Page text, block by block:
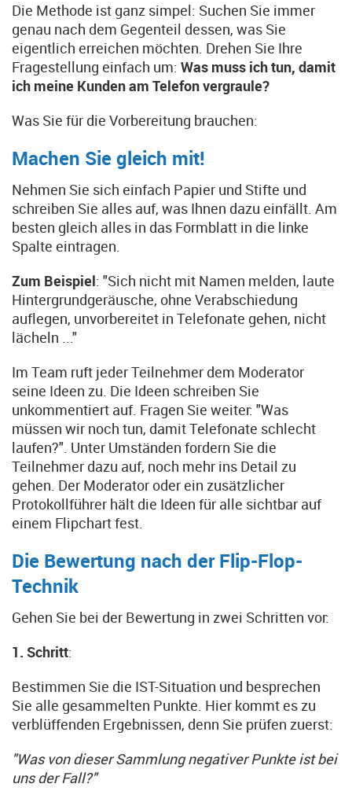
Die Methode ist ganz simpel: Suchen Sie immer
genau nach dem Gegenteil dessen, was Sie
eigentlich erreichen möchten. Drehen Sie Ihre
Fragestellung einfach um: Was muss ich tun, damit
ich meine Kunden am Telefon vergraule?
Was Sie für die Vorbereitung brauchen:
Machen Sie gleich mit!
Nehmen Sie sich einfach Papier und Stifte und
schreiben Sie alles auf, was Ihnen dazu einfällt. Am
besten gleich alles in das Formblatt in die linke
Spalte eintragen.
Zum Beispiel: "Sich nicht mit Namen melden, laute
Hintergrundgeräusche, ohne Verabschiedung
auflegen, unvorbereitet in Telefonate gehen, nicht
lächeln ..."
Im Team ruft jeder Teilnehmer dem Moderator
seine Ideen zu. Die Ideen schreiben Sie
unkommentiert auf. Fragen Sie weiter: "Was
müssen wir noch tun, damit Telefonate schlecht
laufen?". Unter Umständen fordern Sie die
Teilnehmer dazu auf, noch mehr ins Detail zu
gehen. Der Moderator oder ein zusätzlicher
Protokollführer hält die Ideen für alle sichtbar auf
einem Flipchart fest.
Die Bewertung nach der Flip-Flop-
Technik
Gehen Sie bei der Bewertung in zwei Schritten vor:
1. Schritt:
Bestimmen Sie die IST-Situation und besprechen
Sie alle gesammelten Punkte. Hier kommt es zu
verblüffenden Ergebnissen, denn Sie prüfen zuerst:
"Was von dieser Sammlung negativer Punkte ist bei
uns der Fall?"